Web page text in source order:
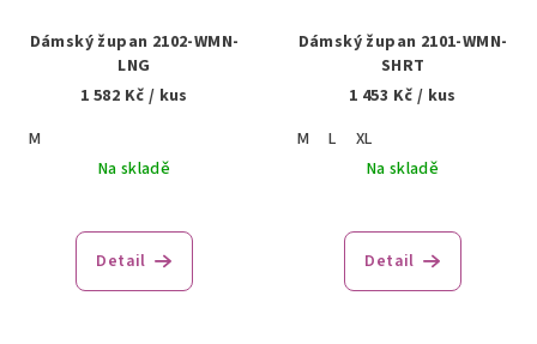
Dámský župan 2102-WMN-
LNG
1 582 Kč / kus
M
Na skladě
Detail
Dámský župan 2101-WMN-
SHRT
1 453 Kč / kus
M
L
XL
Na skladě
Detail